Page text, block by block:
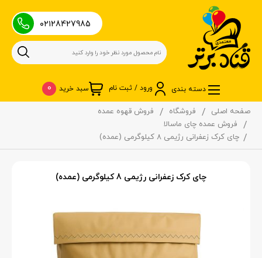
۰۲۱28427985
دسته بندی ورود / ثبت نام سبد خرید 0
صفحه اصلی فروشگاه
فروش قهوه عمده
فروش عمده چای ماسالا
چای کرک زعفرانی رژیمی 8 کیلوگرمی (عمده)
چای کرک زعفرانی رژیمی 8 کیلوگرمی (عمده)